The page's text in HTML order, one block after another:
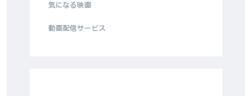
気になる映画
動画配信サービス